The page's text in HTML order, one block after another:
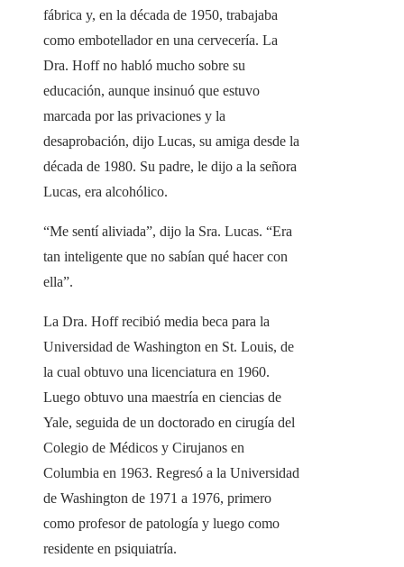
fábrica y, en la década de 1950, trabajaba
como embotellador en una cervecería. La
Dra. Hoff no habló mucho sobre su
educación, aunque insinuó que estuvo
marcada por las privaciones y la
desaprobación, dijo Lucas, su amiga desde la
década de 1980. Su padre, le dijo a la señora
Lucas, era alcohólico.
“Me sentí aliviada”, dijo la Sra. Lucas. “Era
tan inteligente que no sabían qué hacer con
ella”.
La Dra. Hoff recibió media beca para la
Universidad de Washington en St. Louis, de
la cual obtuvo una licenciatura en 1960.
Luego obtuvo una maestría en ciencias de
Yale, seguida de un doctorado en cirugía del
Colegio de Médicos y Cirujanos en
Columbia en 1963. Regresó a la Universidad
de Washington de 1971 a 1976, primero
como profesor de patología y luego como
residente en psiquiatría.